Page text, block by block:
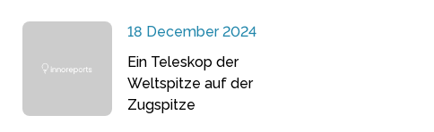
18 December 2024
Ein Teleskop der
Weltspitze auf der
Zugspitze